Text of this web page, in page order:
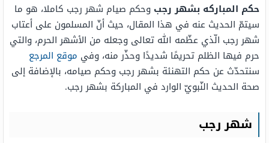
حكم المباركه بشهر رجب وحكم صيام شهر رجب كاملا، هو ما
سيتمّ الحديث عنه في هذا المقال، حيث أنّ المسلمون على أعتاب
شهر رجب الّذي عظّمه الله تعالى وجعله من الأشهر الحرم، والتي
حرم فيها الظلم تحريمًا شديدًا وحذّر منه، وفي موقع المرجع
سنتحدّث عن حكم التهنئة بشهر رجب وحكم صيامه، بالإضافة إلى
صحة الحديث النّبويّ الوارد في المباركة بشهر رجب.
شهر رجب